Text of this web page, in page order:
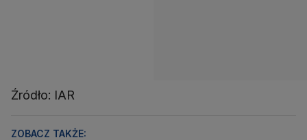
Źródło: IAR
ZOBACZ TAKŻE: